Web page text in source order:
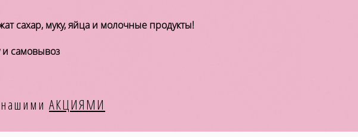
сахар, муку, яйца и молочные продукты!
и самовывоз
нашими АКЦИЯМИ